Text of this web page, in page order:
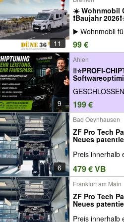
11
☀️ Wohnmobil
❗️Baujahr
▶️ Wohnmobil
99 €
9
Ahlen
‼️⭐️PROFI-
Adblue DPF
DTC VW
PKW Auto
199 €
6
Bad Oeynhausen
ZF Pro Tech
Neues
Preis innerhalb
479 € VB
Frankfurt am Main
ZF Pro Tech
Neues
Preis innerhalb